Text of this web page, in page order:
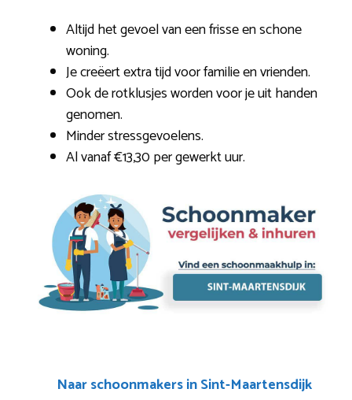
Altijd het gevoel van een frisse en schone
woning.
Je creëert extra tijd voor familie en vrienden.
Ook de rotklusjes worden voor je uit handen
genomen.
Minder stressgevoelens.
Al vanaf €13,30 per gewerkt uur.
Naar schoonmakers in Sint-Maartensdijk